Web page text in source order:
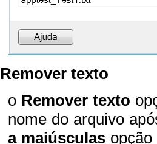
Remover texto
o Remover texto
nome do arquivo
a maiúsculas